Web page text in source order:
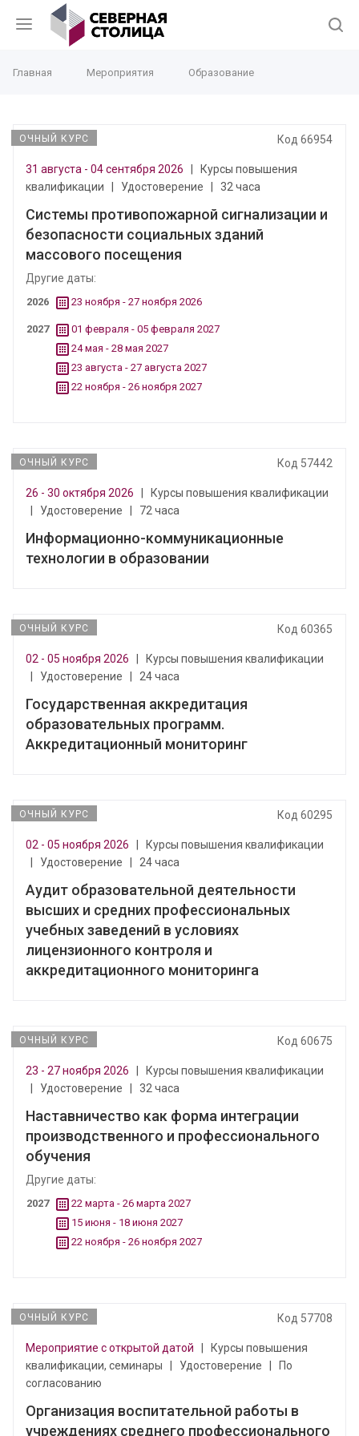
Главная Мероприятия Образование
ОЧНЫЙ КУРС Код 66954
31 августа - 04 сентября 2026
Курсы повышения
квалификации
Удостоверение 32 часа
Системы противопожарной сигнализации и
безопасности социальных зданий
массового посещения
Другие даты:
2026 23 ноября - 27 ноября 2026
2027
01 февраля - 05 февраля 2027
24 мая - 28 мая 2027
23 августа - 27 августа 2027
22 ноября - 26 ноября 2027
ОЧНЫЙ КУРС Код 57442
26 - 30 октября 2026
Курсы повышения квалификации
Удостоверение 72 часа
Информационно-коммуникационные
технологии в образовании
ОЧНЫЙ КУРС Код 60365
02 - 05 ноября 2026
Курсы повышения квалификации
Удостоверение 24 часа
Государственная аккредитация
образовательных программ.
Аккредитационный мониторинг
ОЧНЫЙ КУРС Код 60295
02 - 05 ноября 2026
Курсы повышения квалификации
Удостоверение 24 часа
Аудит образовательной деятельности
высших и средних профессиональных
учебных заведений в условиях
лицензионного контроля и
аккредитационного мониторинга
ОЧНЫЙ КУРС Код 60675
23 - 27 ноября 2026
Курсы повышения квалификации
Удостоверение 32 часа
Наставничество как форма интеграции
производственного и профессионального
обучения
Другие даты:
2027
22 марта - 26 марта 2027
15 июня - 18 июня 2027
22 ноября - 26 ноября 2027
ОЧНЫЙ КУРС Код 57708
Мероприятие с открытой датой
Курсы повышения
квалификации, семинары
Удостоверение
По
согласованию
Организация воспитательной работы в
учреждениях среднего профессионального